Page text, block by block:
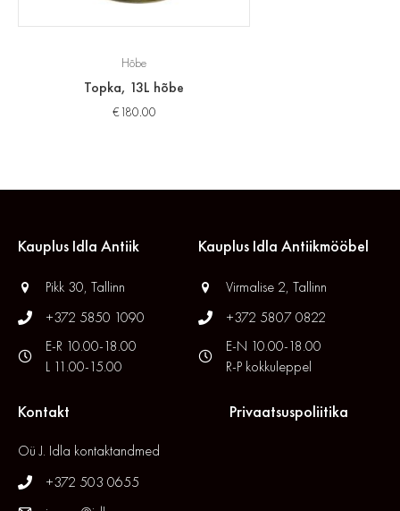
Hõbe
Topka, 13L hõbe
€180.00
Kauplus Idla Antiik
Pikk 30, Tallinn
+372 5850 1090
E-R 10.00-18.00
L 11.00-15.00
Kauplus Idla Antiikmööbel
Virmalise 2, Tallinn
+372 5807 0822
E-N 10.00-18.00
R-P kokkuleppel
Kontakt
Oü J. Idla kontaktandmed
+372 503 0655
Privaatsuspoliitika